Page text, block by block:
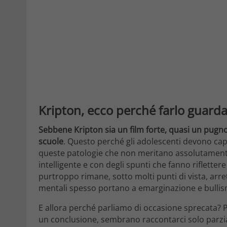
Kripton, ecco perché farlo
Sebbene Kripton sia un film forte, quasi un
scuole. Questo perché gli adolescenti devono
queste patologie che non meritano
intelligente e con degli spunti che fanno
purtroppo rimane, sotto molti punti di vista,
mentali spesso portano a emarginazione e
E allora perché parliamo di occasione
un conclusione, sembrano raccontarci solo